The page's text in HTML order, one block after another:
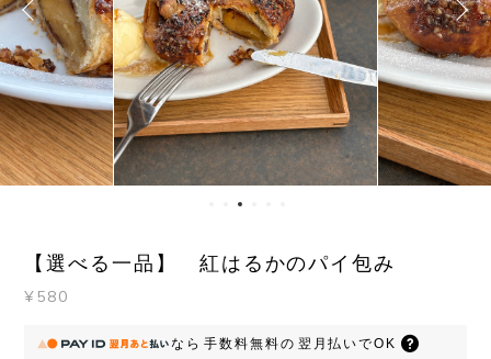
【選べる一品】 紅はるかのパイ包み
¥580
なら 手数料無料の 翌月払いでOK